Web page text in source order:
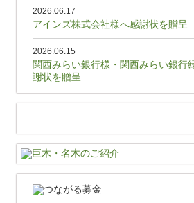
2026.06.17
アインズ株式会社様へ感謝状を贈呈
2026.06.15
関西みらい銀行様・関西みらい銀行
謝状を贈呈